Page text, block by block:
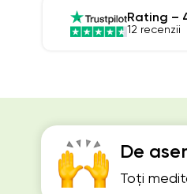
De
Toți
Rating –
12 recenzii